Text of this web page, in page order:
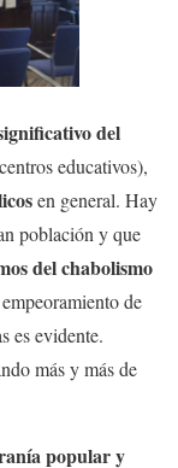
del
educativos),
en general. Hay
población y que
del chabolismo
de
es evidente.
más y más de
popular y